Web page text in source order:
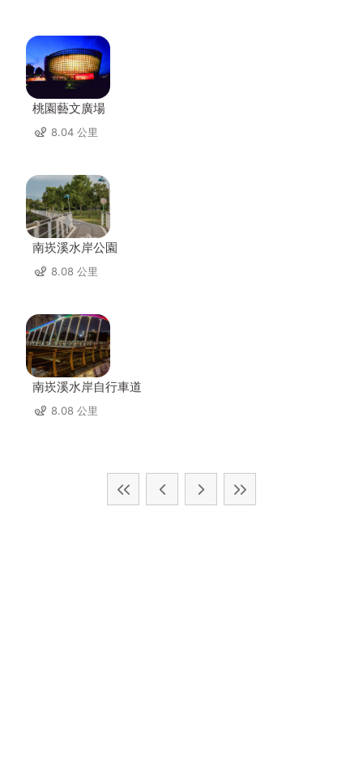
桃園藝文廣場
8.04 公里
南崁溪水岸公園
8.08 公里
南崁溪水岸自行車道
8.08 公里